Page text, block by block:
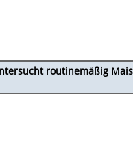
routinemäßig Mais